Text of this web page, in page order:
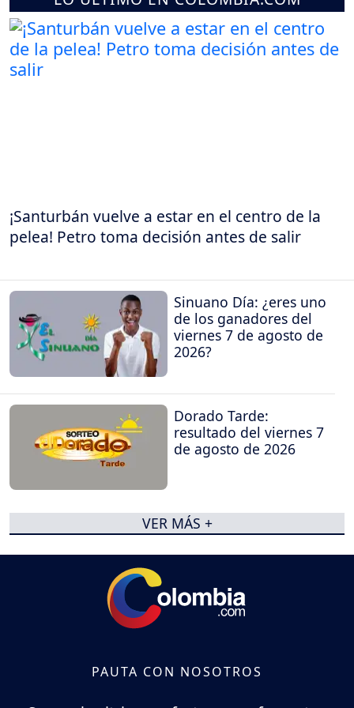
¡Santurbán vuelve a estar en el centro de la
pelea! Petro toma decisión antes de salir
Sinuano Día: ¿eres uno
de los ganadores del
viernes 7 de agosto de
2026?
Dorado Tarde:
resultado del viernes 7
de agosto de 2026
VER MÁS +
PAUTA CON NOSOTROS